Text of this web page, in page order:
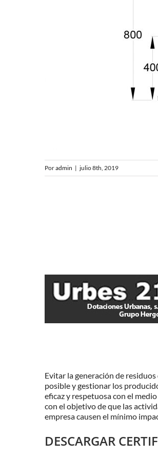
Poradmin | julio 8th, 2019
Evitar la generación de
posible y gestionar los
eficaz y respetuosa con el
con el objetivo de que las
empresa causen el mínimo
DESCARGAR